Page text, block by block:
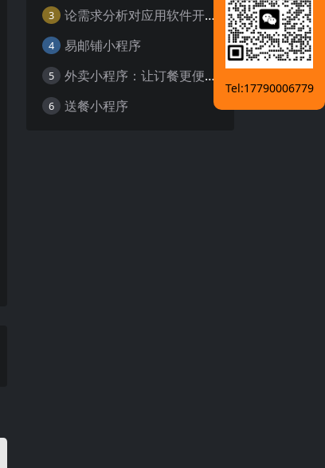
3 论需求分析对应用软件开发的重要性
4 易邮铺小程序
5 外卖小程序：让订餐更便捷，吃货的福音
6 送餐小程序
Tel:17790006779